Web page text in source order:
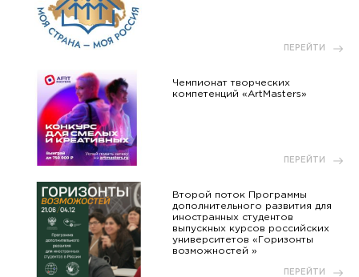
ПЕРЕЙТИ
Чемпионат творческих
компетенций «ArtMasters»
ПЕРЕЙТИ
Второй поток Программы
дополнительного развития для
иностранных студентов
выпускных курсов российских
университетов «Горизонты
возможностей »
ПЕРЕЙТИ